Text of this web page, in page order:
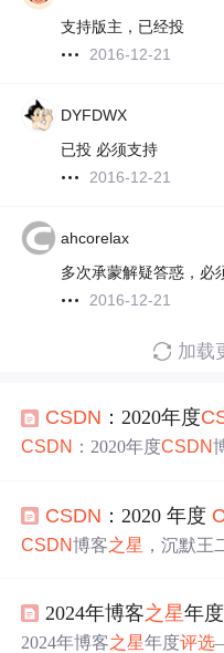
支持版主，已经投
2016-12-21
DYFDWX
已投 必须支持
2016-12-21
ahcorelax
多次承蒙解疑答惑，必
2016-12-21
加载
CSDN ：2020年度
CSDN ：2020年度CSDN
气！博主在此，首先祝所
次，非常感谢大家为博主
披荆斩棘。 但依然，谢谢
重复一句，谢谢你的投票
CSDN ：2020 年度
CSDN博客之星 ，沉默王
2024年博客之星年度
2024年博客之星年度评选